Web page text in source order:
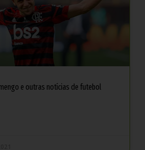
e outras notícias de futebol